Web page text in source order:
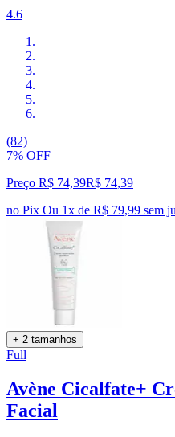
4.6
(82)
7% OFF
Preço R$ 74,39R$ 74,39
no Pix Ou 1x de R$ 79,99 sem
+ 2 tamanhos
Full
Avène Cicalfate+
Facial